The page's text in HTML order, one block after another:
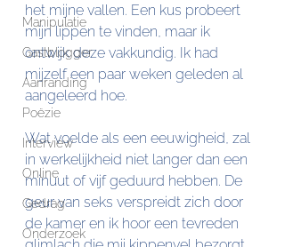
Manipulatie
Gastblogger
Aanranding
Poëzie
Interview
Online
Gedrag
Onderzoek
het mijne vallen. Een kus probeert
mijn lippen te vinden, maar ik
ontwijk deze vakkundig. Ik had
mijzelf een paar weken geleden al
aangeleerd hoe.
Wat voelde als een eeuwigheid, zal
in werkelijkheid niet langer dan een
minuut of vijf geduurd hebben. De
geur van seks verspreidt zich door
de kamer en ik hoor een tevreden